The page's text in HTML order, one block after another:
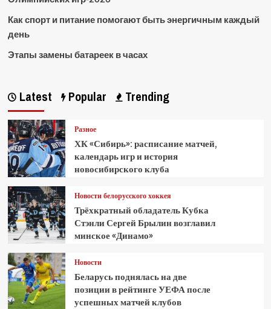
Как спорт и питание помогают быть энергичным каждый
день
Этапы замены батареек в часах
Latest Popular Trending
Разное
ХК «Сибирь»: расписание матчей,
календарь игр и история
новосибирского клуба
Новости белорусского хоккея
Трёхкратный обладатель Кубка
Стэнли Сергей Брылин возглавил
минское «Динамо»
Новости
Беларусь поднялась на две
позиции в рейтинге УЕФА после
успешных матчей клубов